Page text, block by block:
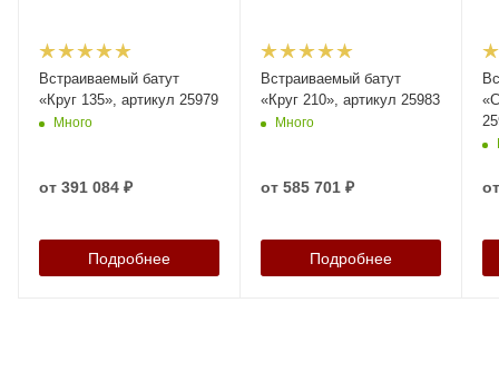
Встраиваемый батут
«Круг 135», артикул 25979
Много
от 391 084 ₽
Подробнее
Встраиваемый батут
«Круг 210», артикул 25983
Много
от 585 701 ₽
Подробнее